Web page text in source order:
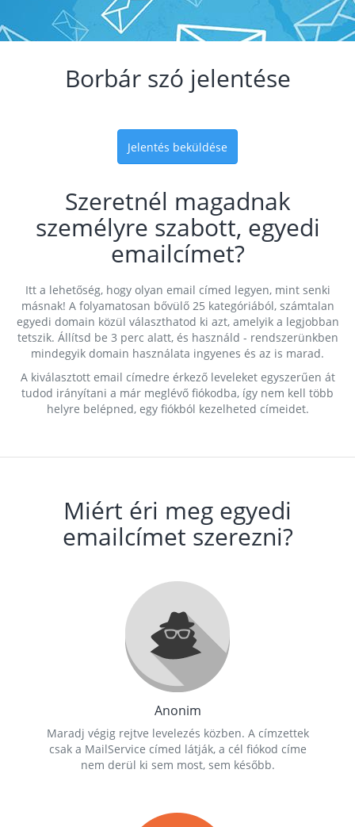
Borbár szó jelentése
Jelentés beküldése
Szeretnél magadnak
személyre szabott, egyedi
emailcímet?
Itt a lehetőség, hogy olyan email címed legyen, mint senki
másnak! A folyamatosan bővülő 25 kategóriából, számtalan
egyedi domain közül választhatod ki azt, amelyik a legjobban
tetszik. Állítsd be 3 perc alatt, és használd - rendszerünkben
mindegyik domain használata ingyenes és az is marad.
A kiválasztott email címedre érkező leveleket egyszerűen át
tudod irányítani a már meglévő fiókodba, így nem kell több
helyre belépned, egy fiókból kezelheted címeidet.
Miért éri meg egyedi
emailcímet szerezni?
Anonim
Maradj végig rejtve levelezés közben. A címzettek
csak a MailService címed látják, a cél fiókod címe
nem derül ki sem most, sem később.